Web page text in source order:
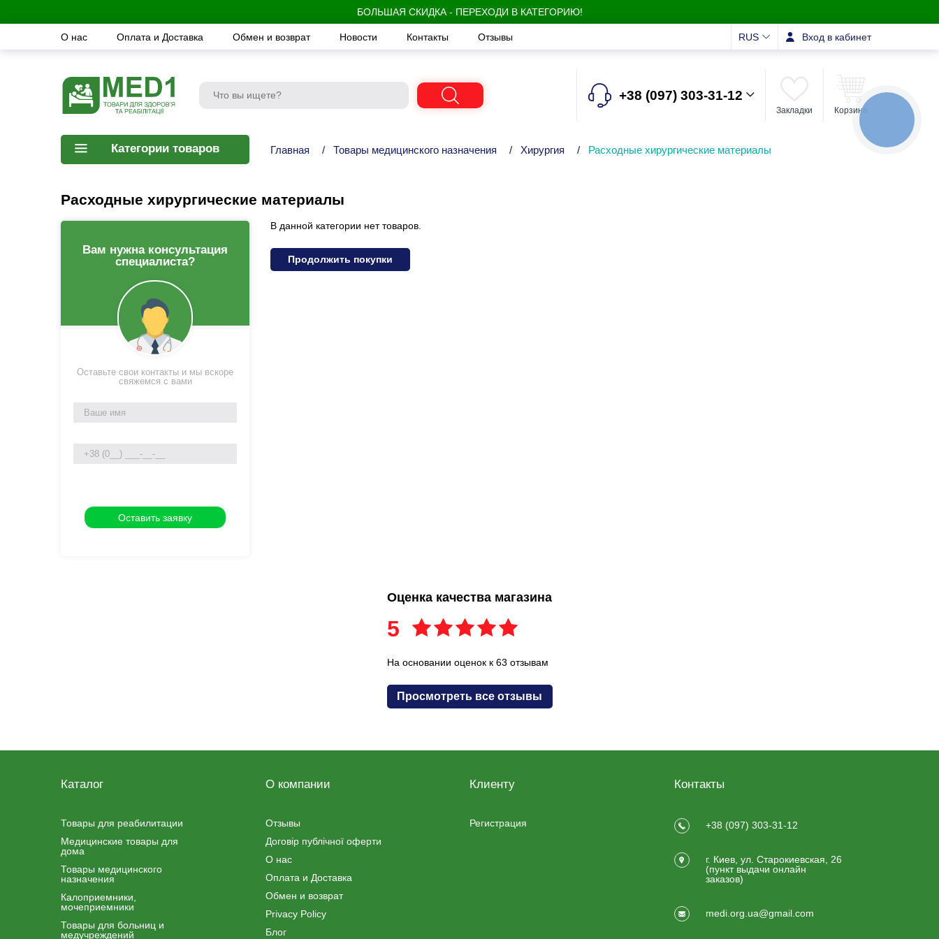
БОЛЬШАЯ СКИДКА - ПЕРЕХОДИ В КАТЕГОРИЮ!
О нас Оплата и Доставка Обмен и возврат Новости Контакты Отзывы RUS Вход в кабинет
+38 (097) 303-31-12
Закладки Корзина
Категории товаров Главная / Товары медицинского назначения / Хирургия / Расходные хирургические материалы
Расходные хирургические материалы
Вам нужна консультация
специалиста?
Оставьте свои контакты и мы вскоре
свяжемся с вами
В данной категории нет товаров.
Продолжить покупки
Оценка качества магазина
5
На основании оценок к 63 отзывам
Просмотреть все отзывы
Каталог
Товары для реабилитации
Медицинские товары для
дома
Товары медицинского
назначения
Калоприемники,
мочеприемники
Товары для больниц и
медучреждений
О компании
Отзывы
Договір публічної оферти
О нас
Оплата и Доставка
Обмен и возврат
Privacy Policy
Блог
Клиенту
Регистрация
Контакты
+38 (097) 303-31-12
г. Киев, ул. Старокиевская, 26
(пункт выдачи онлайн
заказов)
medi.org.ua@gmail.com